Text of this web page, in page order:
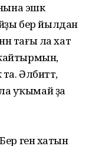
эшкә
бер йылдан
тағы ла хат
Әлбиттә,
уҡымай ҙа
генә хатын